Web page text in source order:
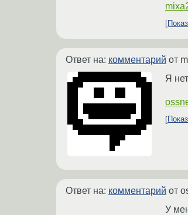
Ответ на: комментарий от
Я
Ответ на: комментарий от
У